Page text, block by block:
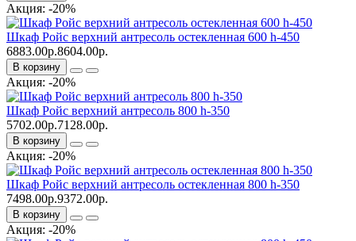
Акция: -20%
Шкаф Ройс верхний антресоль остекленная 600 h-450
6883.00р.8604.00р.
В корзину
Акция: -20%
Шкаф Ройс верхний антресоль 800 h-350
5702.00р.7128.00р.
В корзину
Акция: -20%
Шкаф Ройс верхний антресоль остекленная 800 h-350
7498.00р.9372.00р.
В корзину
Акция: -20%